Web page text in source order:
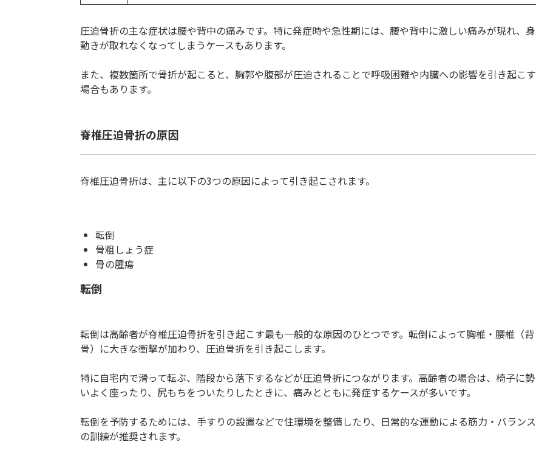
圧迫骨折の主な症状は腰や背中の痛みです。特に発症時や急性期には、腰や背中に激しい痛みが現れ、身
動きが取れなくなってしまうケースもあります。
また、複数箇所で骨折が起こると、胸郭や腹部が圧迫されることで呼吸困難や内臓への影響を引き起こす
場合もあります。
脊椎圧迫骨折の原因
脊椎圧迫骨折は、主に以下の3つの原因によって引き起こされます。
転倒
骨粗しょう症
骨の腫瘍
転倒
転倒は高齢者が脊椎圧迫骨折を引き起こす最も一般的な原因のひとつです。転倒によって胸椎・腰椎（背
骨）に大きな衝撃が加わり、圧迫骨折を引き起こします。
特に自宅内で滑って転ぶ、階段から落下するなどが圧迫骨折につながります。高齢者の場合は、椅子に勢
いよく座ったり、尻もちをついたりしたときに、痛みとともに発症するケースが多いです。
転倒を予防するためには、手すりの設置などで住環境を整備したり、日常的な運動による筋力・バランス
の訓練が推奨されます。